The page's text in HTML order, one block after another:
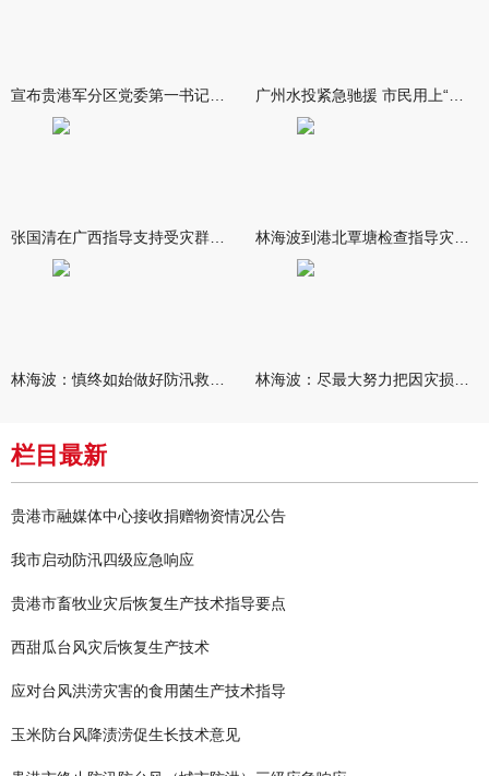
栏目最新
贵港市融媒体中心接收捐赠物资情况公告
我市启动防汛四级应急响应
贵港市畜牧业灾后恢复生产技术指导要点
西甜瓜台风灾后恢复生产技术
应对台风洪涝灾害的食用菌生产技术指导
玉米防台风降渍涝促生长技术意见